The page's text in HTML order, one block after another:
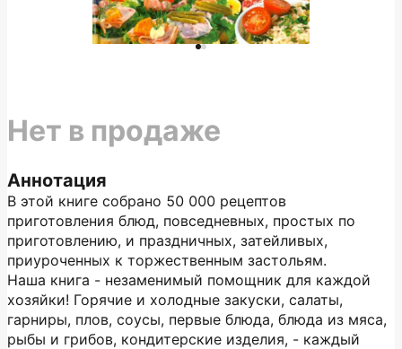
Аннотация
В этой книге собрано 50 000 рецептов
приготовления блюд, повседневных, простых по
приготовлению, и праздничных, затейливых,
приуроченных к торжественным застольям.
Наша книга - незаменимый помощник для каждой
хозяйки! Горячие и холодные закуски, салаты,
гарниры, плов, соусы, первые блюда, блюда из мяса,
рыбы и грибов, кондитерские изделия, - каждый
Нет в продаже